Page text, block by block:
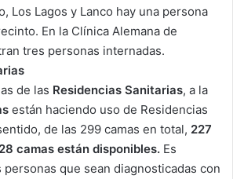
Los Lagos y Lanco hay una persona
En la Clínica Alemana de
tres personas internadas.
de las Residencias Sanitarias, a la
están haciendo uso de Residencias
de las 299 camas en total, 227
camas están disponibles. Es
que sean diagnosticadas con